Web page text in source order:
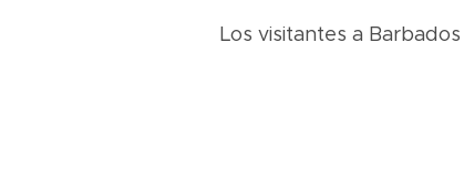
Los visitantes a